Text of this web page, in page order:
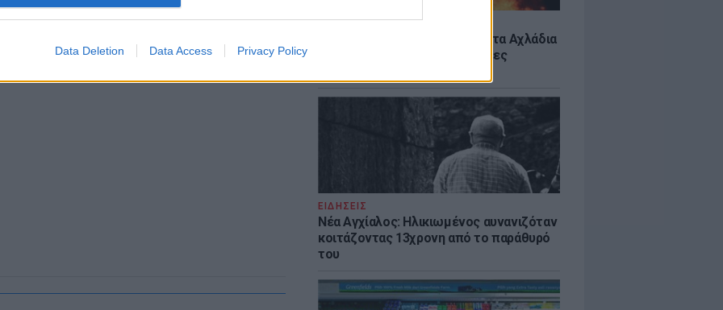
Data Deletion Data Access Privacy Policy
ΕΙΔΗΣΕΙΣ
Σητεία: Υπό έλεγχο η φωτιά στα Αχλάδια
– Σε επιφυλακή η Κρήτη για νέες
ΕΙΔΗΣΕΙΣ
Νέα Αγχίαλος: Ηλικιωμένος αυνανιζόταν
κοιτάζοντας 13χρονη από το παράθυρό
του